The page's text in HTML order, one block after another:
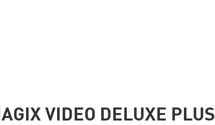
VIDEO DELUXE PLUS